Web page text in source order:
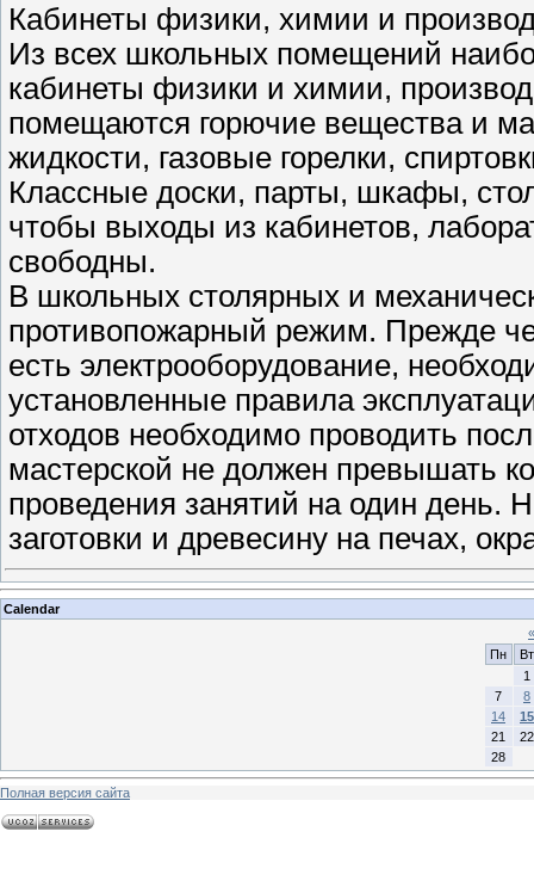
Кабинеты физики, химии и
Из всех школьных помещений
кабинеты физики и химии,
помещаются горючие вещества и
жидкости, газовые горелки,
Классные доски, парты, шкафы,
чтобы выходы из кабинетов,
свободны.
В школьных столярных и
противопожарный режим. Прежде
есть электрооборудование,
установленные правила
отходов необходимо проводить
мастерской не должен превышать
проведения занятий на один день.
заготовки и древесину на печах,
Calendar
«
Пн
Вт
1
7
8
14
15
21
22
28
Полная версия сайта